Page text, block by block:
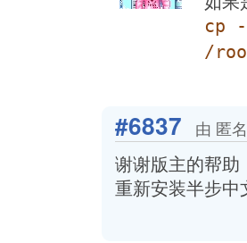
cp
/
#6837 由 匿
谢谢版主的帮助
重新安装半步